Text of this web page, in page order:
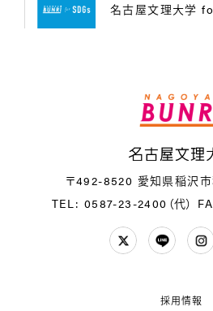
名古屋文理大学
〒492-8520 愛知県稲沢
TEL: 0587-23-2400（代）
採用情報